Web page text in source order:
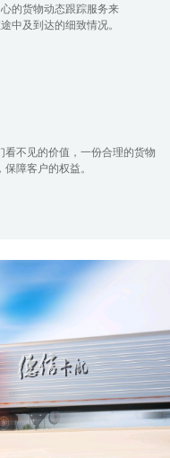
的货物动态跟踪服务来
中及到达的细致情况。
不见的价值，一份合理的货物
障客户的权益。